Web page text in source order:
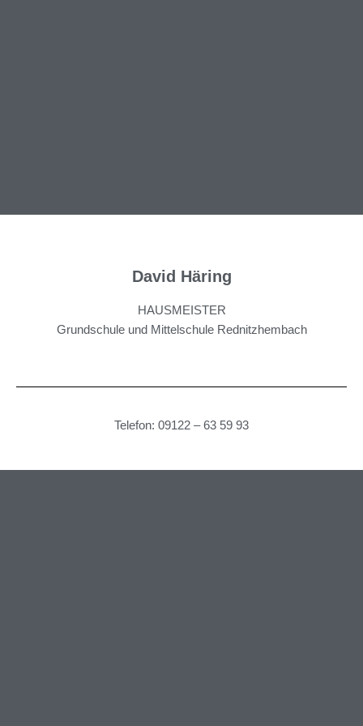
David Häring
HAUSMEISTER
Grundschule und Mittelschule Rednitzhembach
Telefon: 09122 – 63 59 93